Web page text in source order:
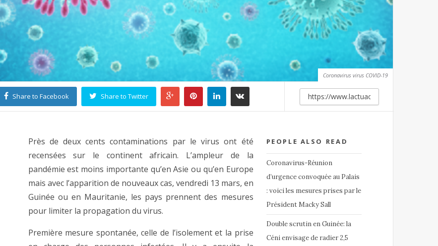
Coronavirus virus COVID-19
Share to Facebook Share to Twitter
PEOPLE ALSO READ
Coronavirus-Réunion
d’urgence convoquée au Palais
: voici les mesures prises par le
Président Macky Sall
Double scrutin en Guinée: la
Céni envisage de radier 2,5
Près de deux cents contaminations par le virus ont été
recensées sur le continent africain. L’ampleur de la
pandémie est moins importante qu’en Asie ou qu’en Europe
mais avec l’apparition de nouveaux cas, vendredi 13 mars, en
Guinée ou en Mauritanie, les pays prennent des mesures
pour limiter la propagation du virus.
Première mesure spontanée, celle de l’isolement et la prise